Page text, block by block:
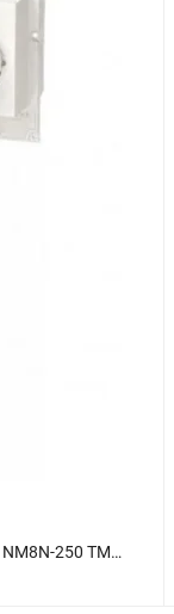
Привод поворотный дистанционный ручной ERH22-M8 для NM8N-250 ТМ (R) CHINT 269668 - фото